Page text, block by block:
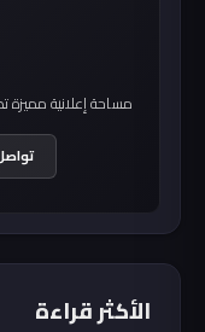
مساحة إعلانية
تواصل
الأكثر قراءة